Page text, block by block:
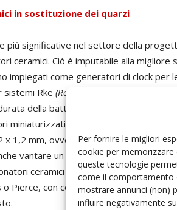
Per fornire le migliori
cookie per
queste tecnologie
come il comportamento
mostrare annunci (non)
influire negativamente
in sostituzione dei quarzi
più significative nel settore della
ceramici. Ciò è imputabile alla migliore
impiegati come generatori di clock per
sistemi Rke (Remote Keyless Entry)
della batteria, rappresentano
miniaturizzati ceramici sono disponibili
x 1,2 mm, ovvero circa la metà di
vantare un prezzo decisamente
ceramici incorporano due
Pierce, con conseguente risparmio di